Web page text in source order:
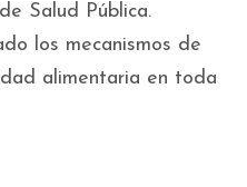
Salud Pública.
los mecanismos de
alimentaria en toda